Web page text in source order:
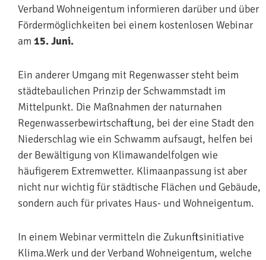
Verband Wohneigentum informieren darüber und über
Fördermöglichkeiten bei einem kostenlosen Webinar
am 15. Juni.
Ein anderer Umgang mit Regenwasser steht beim
städtebaulichen Prinzip der Schwammstadt im
Mittelpunkt. Die Maßnahmen der naturnahen
Regenwasserbewirtschaftung, bei der eine Stadt den
Niederschlag wie ein Schwamm aufsaugt, helfen bei
der Bewältigung von Klimawandelfolgen wie
häufigerem Extremwetter. Klimaanpassung ist aber
nicht nur wichtig für städtische Flächen und Gebäude,
sondern auch für privates Haus- und Wohneigentum.
In einem Webinar vermitteln die Zukunftsinitiative
Klima.Werk und der Verband Wohneigentum, welche